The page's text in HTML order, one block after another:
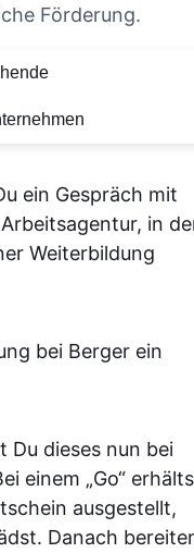
und die
sind auf
Niveau.
man
kann.
ist der
Bereich
oder
👍
Dank fürnicht
aufgebaut
man kam
dann gut
allem
einiges
und fühle
im
Förderung.
ein Gespräch mit
in
Weiterbildung
bei Berger ein
Du dieses nun bei
einem „Go“
ausgestellt,
Danach